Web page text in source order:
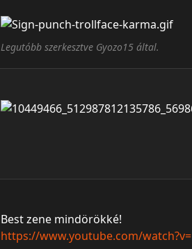
Legutóbb szerkesztve Gyozo15 által.
Best zene mindörökké!
https://www.youtube.com/